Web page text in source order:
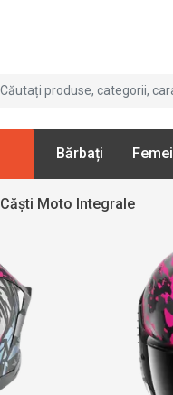
Bărbați Femei
Căști Moto Integrale